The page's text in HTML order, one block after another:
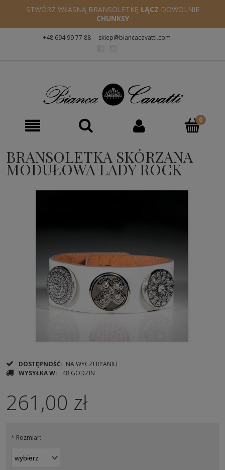
STWÓRZ WŁASNĄ BRANSOLETKĘ ŁĄCZ DOWOLNIE
CHUNKSY
+48 694 99 77 88 sklep@biancacavatti.com
BRANSOLETKA SKÓRZANA
MODUŁOWA LADY ROCK
DOSTĘPNOŚĆ: NA WYCZERPANIU
WYSYŁKA W:
48 GODZIN
261,00 zł
* Rozmiar: